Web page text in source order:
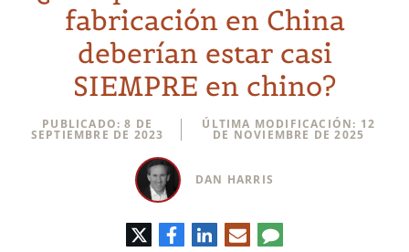
fabricación en China
deberían estar casi
SIEMPRE en chino?
PUBLICADO: 8 DE
SEPTIEMBRE DE 2023
ÚLTIMA MODIFICACIÓN: 12
DE NOVIEMBRE DE 2025
DAN HARRIS
TwitterFacebook
LinkedIn
Correo
electrónico
Comentario